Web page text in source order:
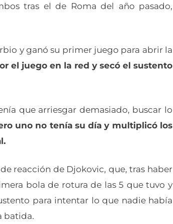
tras el de Roma del año pasado,
y ganó su primer juego para abrir la
el juego en la red y secó el sustento
que arriesgar demasiado, buscar lo
uno no tenía su día y multiplicó los
reacción de Djokovic, que, tras haber
bola de rotura de las 5 que tuvo y
para intentar lo que nadie había
batida.